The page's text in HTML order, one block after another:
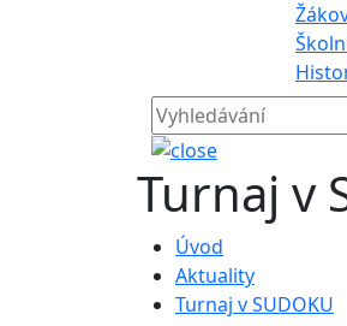
Turnaj v
Úvod
Aktuality
Turnaj v SUDOKU